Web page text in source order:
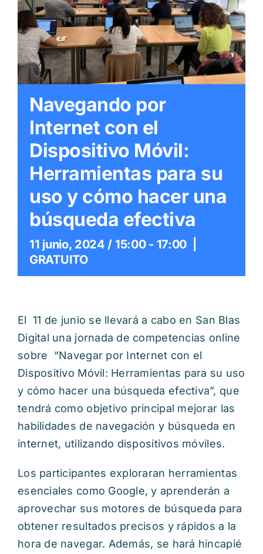
Mediateca
Contacto
Buscar:
Navegando por
Internet con el
Dispositivo Móvil:
Herramientas para su
uso y cómo hacer una
búsqueda efectiva
11 junio, 2024 / 15:00- 17:00
GRATUITO
El 11 de junio se llevará a cabo en San Blas
Digital una jornada de competencias online
sobre “Navegar por Internet con el
Dispositivo Móvil: Herramientas para su uso
y cómo hacer una búsqueda efectiva”, que
tendrá como objetivo principal mejorar las
habilidades de navegación y búsqueda en
internet, utilizando dispositivos móviles.
Los participantes exploraran herramientas
esenciales como Google, y aprenderán a
aprovechar sus motores de búsqueda para
obtener resultados precisos y rápidos a la
hora de navegar. Además, se hará hincapié